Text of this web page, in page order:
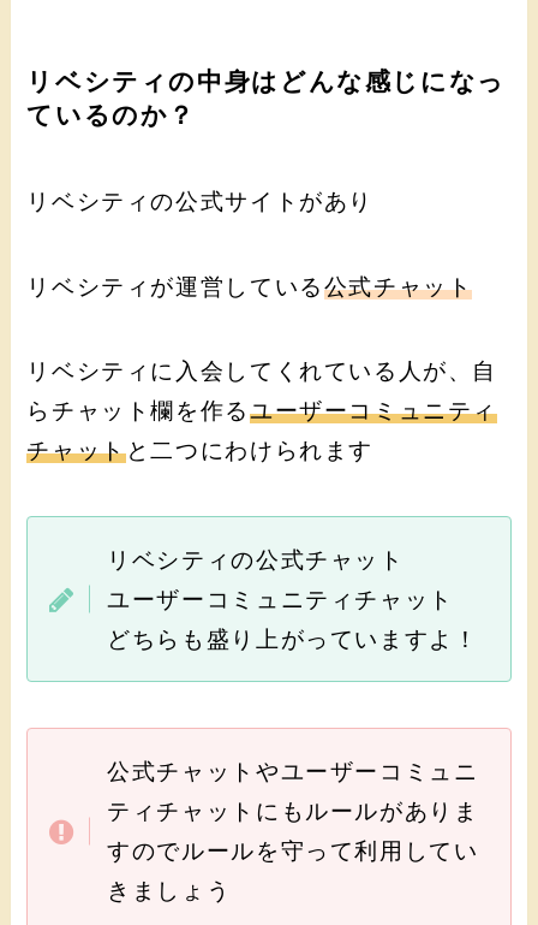
リベシティの中身はどんな感じになっ
ているのか？
リベシティの公式サイトがあり
リベシティが運営している公式チャット
リベシティに入会してくれている人が、自
らチャット欄を作るユーザーコミュニティ
チャットと二つにわけられます
リベシティの公式チャット
ユーザーコミュニティチャット
どちらも盛り上がっていますよ！
公式チャットやユーザーコミュニ
ティチャットにもルールがありま
すのでルールを守って利用してい
きましょう